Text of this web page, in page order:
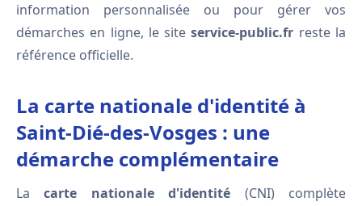
information personnalisée ou pour gérer vos
démarches en ligne, le siteservice-public.fr reste la
référence officielle.
La carte nationale d'identité à
Saint-Dié-des-Vosges : une
démarche complémentaire
Lacarte nationale d'identité (CNI) complète